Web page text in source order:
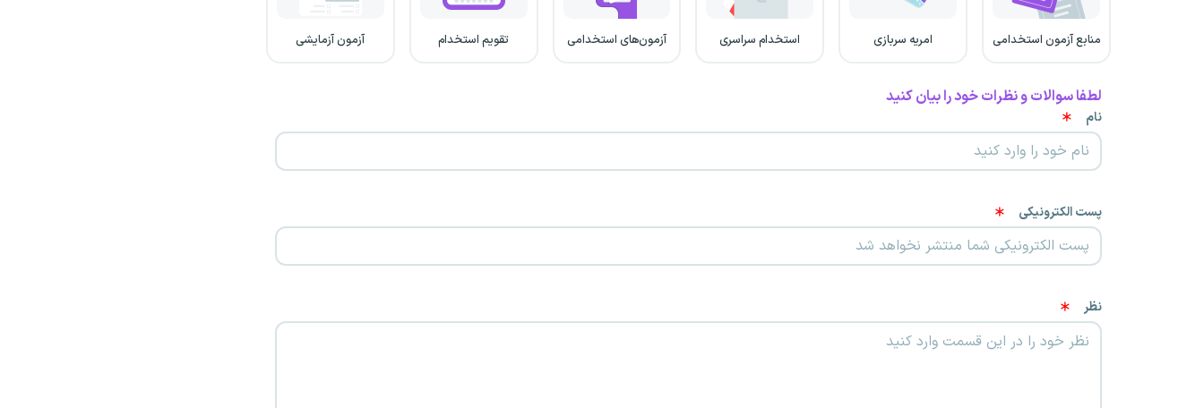
منابع آزمون استخدامی امریه سربازی استخدام سراسری آزمون‌های استخدامی تقویم استخدام آزمون آزمایشی
لطفا سوالات و نظرات خود را بیان کنید
نام
پست الکترونیکی
نظر